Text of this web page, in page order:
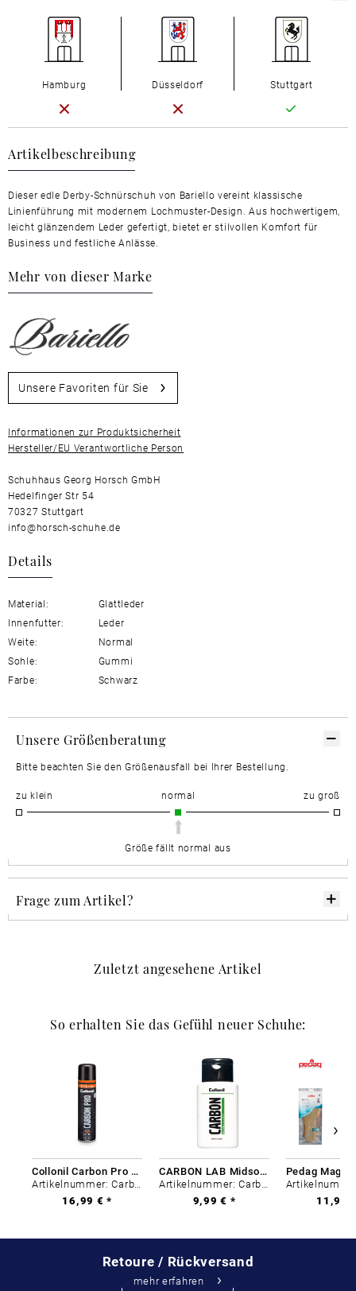
Artikelbeschreibung
Dieser edle Derby-Schnürschuh von Bariello vereint klassische
Linienführung mit modernem Lochmuster-Design. Aus hochwertigem,
leicht glänzendem Leder gefertigt, bietet er stilvollen Komfort für
Business und festliche Anlässe.
Mehr von dieser Marke
Unsere Favoriten für Sie
Informationen zur Produktsicherheit
Hersteller/EU Verantwortliche Person
Schuhhaus Georg Horsch GmbH
Hedelfinger Str 54
70327 Stuttgart
info@horsch-schuhe.de
Details
Material:
Glattleder
Innenfutter:
Leder
Weite:
Normal
Sohle:
Gummi
Farbe:
Schwarz
Hamburg Düsseldorf Stuttgart
Unsere Größenberatung
Bitte beachten Sie den Größenausfall bei Ihrer Bestellung.
zu klein normal zu groß
Größe fällt normal aus
Frage zum Artikel?
Zuletzt angesehene Artikel
So erhalten Sie das Gefühl neuer Schuhe:
Collonil Carbon Pro 400 ml
Artikelnummer: Carbon-0
16,99 € *
CARBON LAB Midsole Cleaner
Artikelnummer: Carbon-0
9,99 € *
11,99
Retoure / Rückversand
mehr erfahren